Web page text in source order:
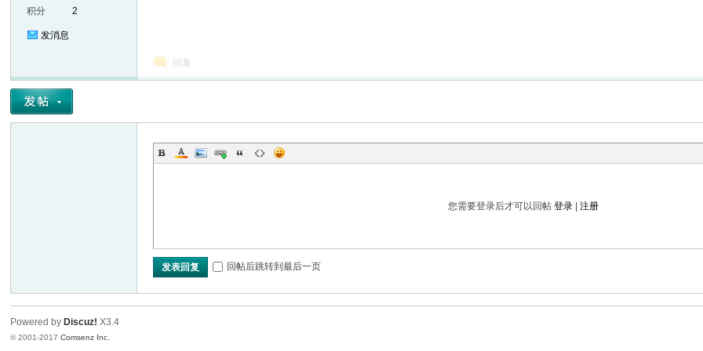
积分
2
发消息
回复
您需要登录后才可以回帖登录 |注册
发表回复 回帖后跳转到最后一页
Powered by Discuz! X3.4
© 2001-2017Comsenz Inc.